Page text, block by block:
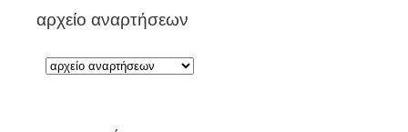
αρχείο αναρτήσεων